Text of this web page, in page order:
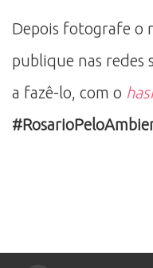
Depois fotografe o
publique nas redes
a fazê-lo, com o